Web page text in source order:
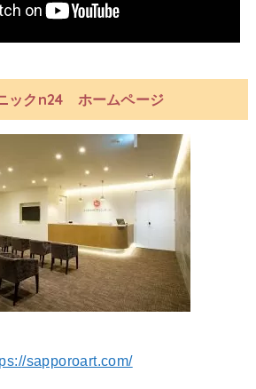
ックn24 ホームページ
sapporoart.com/